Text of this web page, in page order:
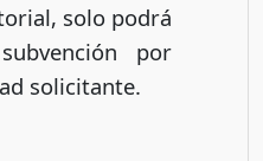
solo podrá
por
solicitante.